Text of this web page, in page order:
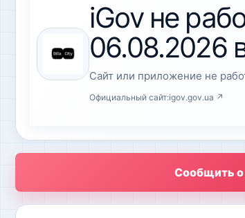
iGov не
06.08.2026
Сайт или приложение не
Официальный сайт:igov.gov.ua ↗
Сообщить